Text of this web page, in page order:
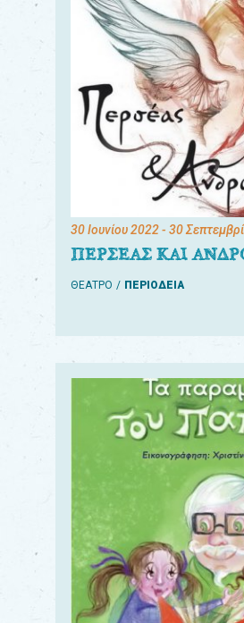
30 Ιουνίου 2022- 30
ΠΕΡΣΕΑΣ ΚΑΙ
ΘΕΑΤΡΟ ΠΕΡΙΟΔΕΙΑ